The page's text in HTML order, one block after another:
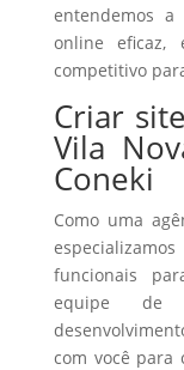
entendemos
online eficaz,
competitivo
Criar
Vila
Coneki
Como uma
funcionais
equipe de
com você para